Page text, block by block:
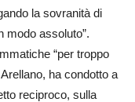
la sovranità di
modo assoluto”.
“per troppo
ha condotto a
reciproco, sulla